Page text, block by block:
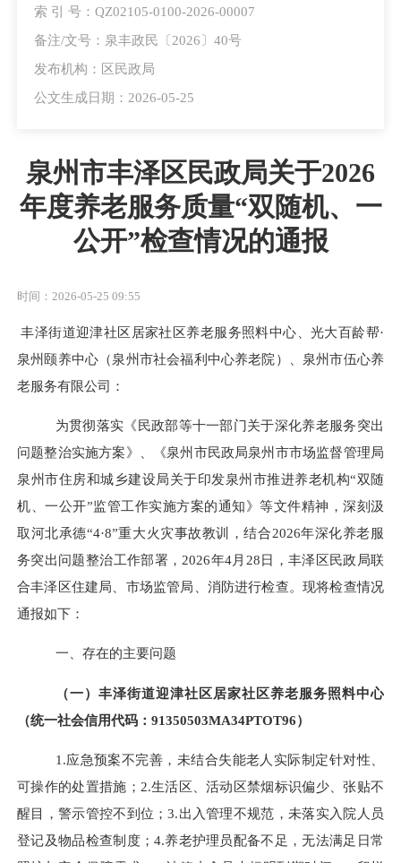
索 引 号：QZ02105-0100-2026-00007
备注/文号：泉丰政民〔2026〕40号
发布机构：区民政局
公文生成日期：2026-05-25
泉州市丰泽区民政局关于2026
年度养老服务质量“双随机、一
公开”检查情况的通报
时间：2026-05-25 09:55
丰泽街道迎津社区居家社区养老服务照料中心、光大百龄帮·
泉州颐养中心（泉州市社会福利中心养老院）、泉州市伍心养
老服务有限公司：
为贯彻落实《民政部等十一部门关于深化养老服务突出
问题整治实施方案》、《泉州市民政局泉州市市场监督管理局
泉州市住房和城乡建设局关于印发泉州市推进养老机构“双随
机、一公开”监管工作实施方案的通知》等文件精神，深刻汲
取河北承德“4·8”重大火灾事故教训，结合2026年深化养老服
务突出问题整治工作部署， 2026年4月 28日，丰泽区民政局联
合丰泽区住建局、市场监管局、消防进行检查。现将检查情况
通报如下：
一 、存在的主要问题
（一）丰泽街道迎津社区居家社区养老服务照料中心
（统一社会信用代码： 91350503MA34PTOT96）
1.应急预案不完善，未结合失能老人实际制定针对性、
可操作的处置措施 ； 2.生活区、活动区禁烟标识偏少、张贴不
醒目，警示管控不到位 ；3.出入管理不规范，未落实入院人员
登记及物品检查制度； 4.养老护理员配备不足，无法满足日常